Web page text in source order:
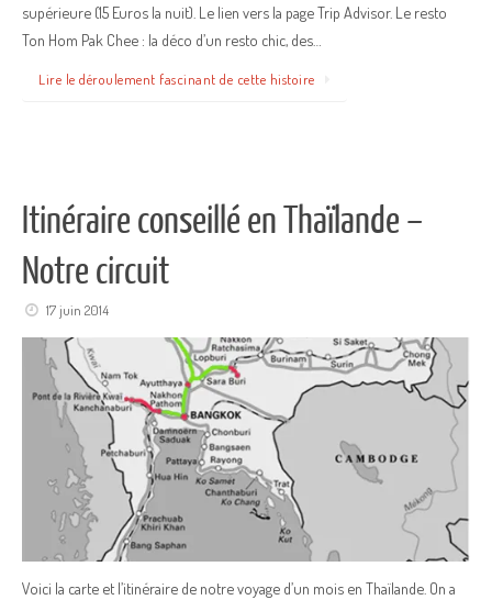
supérieure (15 Euros la nuit). Le lien vers la page Trip Advisor. Le resto
Ton Hom Pak Chee : la déco d’un resto chic, des…
Lire le déroulement fascinant de cette histoire
Itinéraire conseillé en Thaïlande –
Notre circuit
17 juin 2014
Voici la carte et l’itinéraire de notre voyage d’un mois en Thaïlande. On a